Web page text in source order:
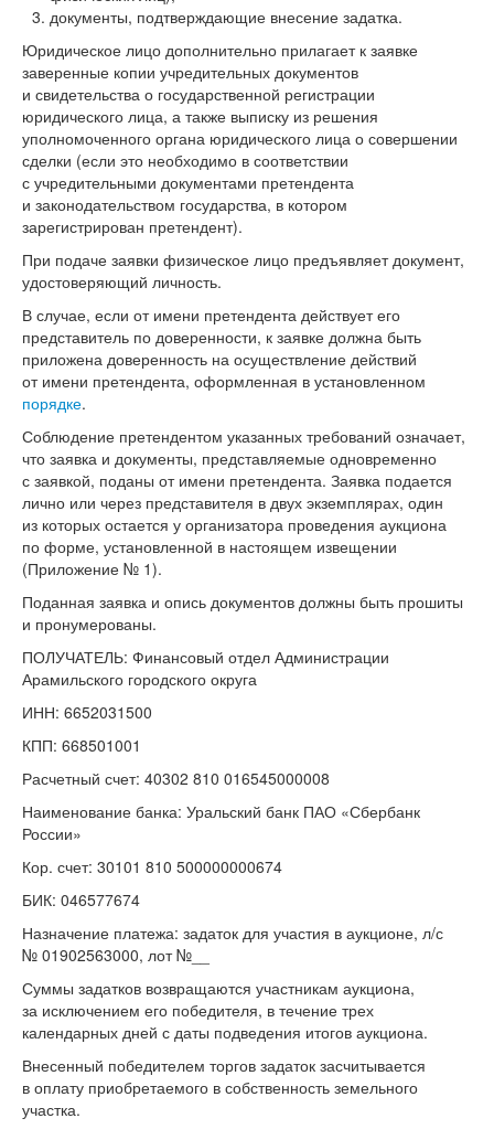
документы, подтверждающие внесение задатка.
Юридическое лицо дополнительно прилагает к заявке
заверенные копии учредительных документов
и свидетельства о государственной регистрации
юридического лица, а также выписку из решения
уполномоченного органа юридического лица о совершении
сделки (если это необходимо в соответствии
с учредительными документами претендента
и законодательством государства, в котором
зарегистрирован претендент).
При подаче заявки физическое лицо предъявляет документ,
удостоверяющий личность.
В случае, если от имени претендента действует его
представитель по доверенности, к заявке должна быть
приложена доверенность на осуществление действий
от имени претендента, оформленная в установленном
порядке.
Соблюдение претендентом указанных требований означает,
что заявка и документы, представляемые одновременно
с заявкой, поданы от имени претендента. Заявка подается
лично или через представителя в двух экземплярах, один
из которых остается у организатора проведения аукциона
по форме, установленной в настоящем извещении
(Приложение № 1).
Поданная заявка и опись документов должны быть прошиты
и пронумерованы.
ПОЛУЧАТЕЛЬ: Финансовый отдел Администрации
Арамильского городского округа
ИНН: 6652031500
КПП: 668501001
Расчетный счет: 40302 810 016545000008
Наименование банка: Уральский банк ПАО «Сбербанк
России»
Кор. счет: 30101 810 500000000674
БИК: 046577674
Назначение платежа: задаток для участия в аукционе, л/с
№ 01902563000, лот №__
Суммы задатков возвращаются участникам аукциона,
за исключением его победителя, в течение трех
календарных дней с даты подведения итогов аукциона.
Внесенный победителем торгов задаток засчитывается
в оплату приобретаемого в собственность земельного
участка.